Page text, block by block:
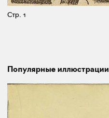
Стр. 1
Популярные иллюстрации